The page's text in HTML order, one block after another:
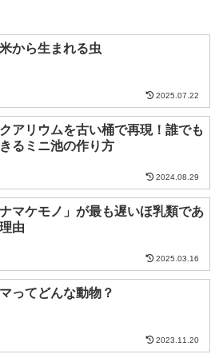
から生まれる虫
2025.07.22
アリウムを古い桶で再現！誰でも
るミニ池の作り方
2024.08.29
ナマケモノ」が最も遅いほ乳類であ
由
2025.03.16
ってどんな動物？
2023.11.20